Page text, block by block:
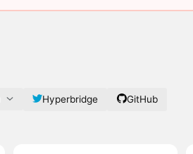
Hyperbridge GitHub